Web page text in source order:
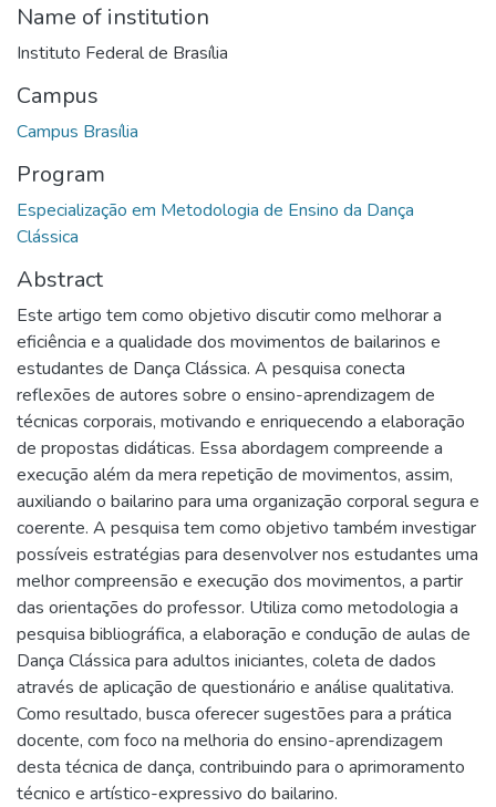
Name of institution
Instituto Federal de Brasília
Campus
Campus Brasília
Program
Especialização em Metodologia de Ensino da Dança
Clássica
Abstract
Este artigo tem como objetivo discutir como melhorar a
eficiência e a qualidade dos movimentos de bailarinos e
estudantes de Dança Clássica. A pesquisa conecta
reflexões de autores sobre o ensino-aprendizagem de
técnicas corporais, motivando e enriquecendo a elaboração
de propostas didáticas. Essa abordagem compreende a
execução além da mera repetição de movimentos, assim,
auxiliando o bailarino para uma organização corporal segura e
coerente. A pesquisa tem como objetivo também investigar
possíveis estratégias para desenvolver nos estudantes uma
melhor compreensão e execução dos movimentos, a partir
das orientações do professor. Utiliza como metodologia a
pesquisa bibliográfica, a elaboração e condução de aulas de
Dança Clássica para adultos iniciantes, coleta de dados
através de aplicação de questionário e análise qualitativa.
Como resultado, busca oferecer sugestões para a prática
docente, com foco na melhoria do ensino-aprendizagem
desta técnica de dança, contribuindo para o aprimoramento
técnico e artístico-expressivo do bailarino.